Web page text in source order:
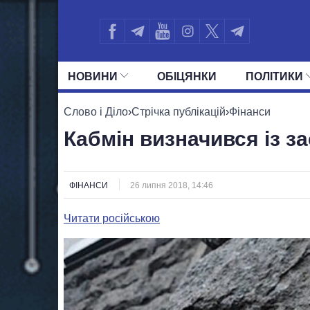
НОВИНИ ОБIЦЯНКИ ПОЛIТИКИ
УСІ ПОЛІТИКИ ПРЕЗИДЕНТ І ОФІС
Слово і Діло›Стрічка публікацій›Фінанси
Кабмін визначився із
ФІНАНСИ 26 липня 2018, 14:46
Читати російською